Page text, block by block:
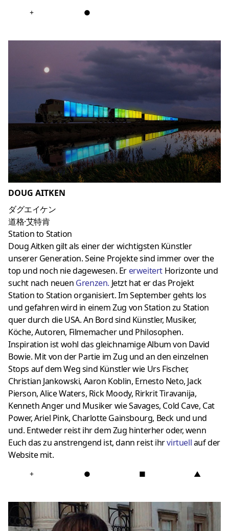
+ ●
DOUG AITKEN
ダグエイケン
道格·艾特肯
Station to Station
Doug Aitken gilt als einer der wichtigsten Künstler
unserer Generation. Seine Projekte sind immer over the
top und noch nie dagewesen. Er erweitert Horizonte und
sucht nach neuen Grenzen. Jetzt hat er das Projekt
Station to Station organisiert. Im September gehts los
und gefahren wird in einem Zug von Station zu Station
quer durch die USA. An Bord sind Künstler, Musiker,
Köche, Autoren, Filmemacher und Philosophen.
Inspiration ist wohl das gleichnamige Album von David
Bowie. Mit von der Partie im Zug und an den einzelnen
Stops auf dem Weg sind Künstler wie Urs Fischer,
Christian Jankowski, Aaron Koblin, Ernesto Neto, Jack
Pierson, Alice Waters, Rick Moody, Rirkrit Tiravanija,
Kenneth Anger und Musiker wie Savages, Cold Cave, Cat
Power, Ariel Pink, Charlotte Gainsbourg, Beck und und
und. Entweder reist ihr dem Zug hinterher oder, wenn
Euch das zu anstrengend ist, dann reist ihrvirtuellauf der
Website mit.
+ ● ■ ▲